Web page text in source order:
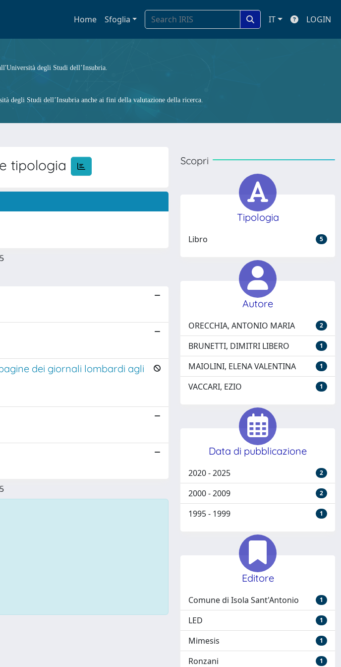
Home Sfoglia IT LOGIN
degli Studi dell’Insubria.
degli Studi dell’Insubria anche ai fini della valutazione della ricerca.
tipologia
dei giornali lombardi agli
Scopri
Tipologia
Libro 5
Autore
ORECCHIA, ANTONIO MARIA 2
BRUNETTI, DIMITRI LIBERO 1
MAIOLINI, ELENA VALENTINA 1
VACCARI, EZIO 1
Data di pubblicazione
2020 - 2025 2
2000 - 2009 2
1995 - 1999 1
Editore
Comune di Isola Sant'Antonio 1
LED 1
Mimesis 1
Ronzani 1